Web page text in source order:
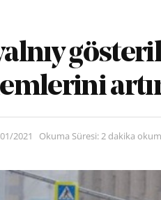
2021 Okuma Süresi: 2 dakika